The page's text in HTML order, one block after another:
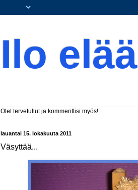
Ilo elää
Olet tervetullut ja kommenttisi myös!
lauantai 15. lokakuuta 2011
Väsyttää...